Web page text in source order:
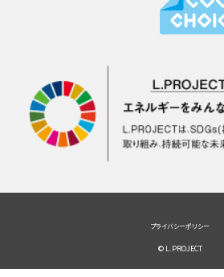
プライバシーポリシー
© L.PROJECT